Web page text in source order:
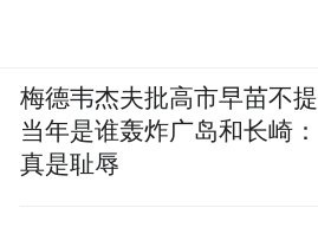
梅德韦杰夫批高市早苗不提
当年是谁轰炸广岛和长崎：
真是耻辱